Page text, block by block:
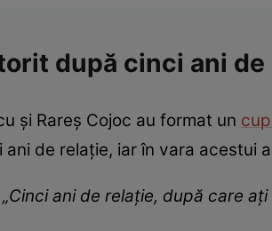
după cinci ani
și Rareș Cojoc au format un
ani de relație, iar în vara
„Cinci ani de relație, după care